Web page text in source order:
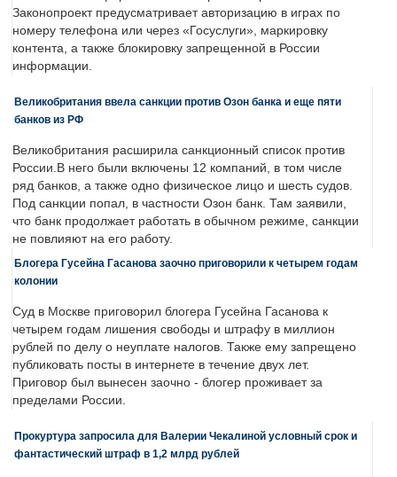
Законопроект предусматривает авторизацию в играх по
номеру телефона или через «Госуслуги», маркировку
контента, а также блокировку запрещенной в России
информации.
Великобритания ввела санкции против Озон банка и еще пяти
банков из РФ
Великобритания расширила санкционный список против
России.В него были включены 12 компаний, в том числе
ряд банков, а также одно физическое лицо и шесть судов.
Под санкции попал, в частности Озон банк. Там заявили,
что банк продолжает работать в обычном режиме, санкции
не повлияют на его работу.
Блогера Гусейна Гасанова заочно приговорили к четырем годам
колонии
Суд в Москве приговорил блогера Гусейна Гасанова к
четырем годам лишения свободы и штрафу в миллион
рублей по делу о неуплате налогов. Также ему запрещено
публиковать посты в интернете в течение двух лет.
Приговор был вынесен заочно - блогер проживает за
пределами России.
Прокуртура запросила для Валерии Чекалиной условный срок и
фантастический штраф в 1,2 млрд рублей